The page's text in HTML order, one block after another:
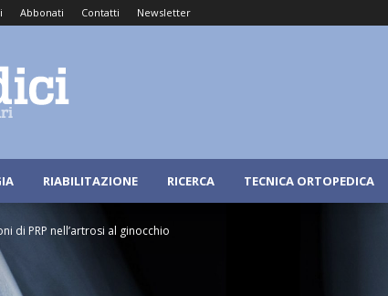
Abbonati Contatti Newsletter
RIABILITAZIONE RICERCA TECNICA ORTOPEDICA
di PRP nell’artrosi al ginocchio